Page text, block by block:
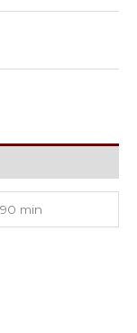
min